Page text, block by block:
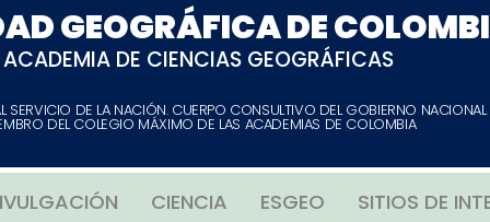
GEOGRÁFICA DE
ACADEMIA DE CIENCIAS GEOGRÁFICAS
SERVICIO DE LA NACIÓN. CUERPO CONSULTIVO DEL GOBIERNO NACIONAL
DEL COLEGIO MÁXIMO DE LAS ACADEMIAS DE COLOMBIA
CIENCIA ESGEO SITIOS DE